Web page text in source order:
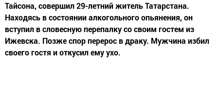
Тайсона, совершил 29-летний житель Татарстана.
Находясь в состоянии алкогольного опьянения, он
вступил в словесную перепалку со своим гостем из
Ижевска. Позже спор перерос в драку. Мужчина избил
своего гостя и откусил ему ухо.